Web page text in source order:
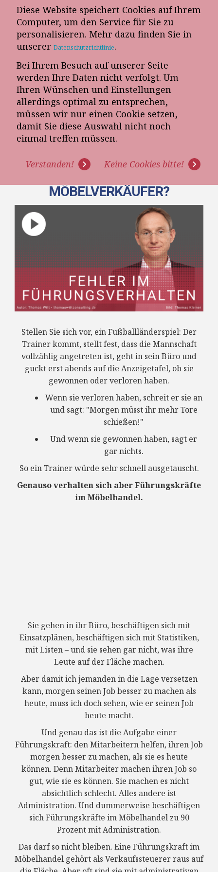
Diese Website speichert Cookies auf Ihrem
Computer, um den Service für Sie zu
personalisieren. Mehr dazu finden Sie in
unserer Datenschutzrichtlinie.
Bei Ihrem Besuch auf unserer Seite
werden Ihre Daten nicht verfolgt. Um
Ihren Wünschen und Einstellungen
allerdings optimal zu entsprechen,
müssen wir nur einen Cookie setzen,
damit Sie diese Auswahl nicht noch
einmal treffen müssen.
Verstanden! Keine Cookies bitte!
E-Mail-Newsletter
Telefon-Termin
[VIDEO] FEHLER IM
FÜHRUNGSVERHALTEN
DEMOTIVIEREN UNSERE
MÖBELVERKÄUFER?
Stellen Sie sich vor, ein Fußballländerspiel: Der
Trainer kommt, stellt fest, dass die Mannschaft
vollzählig angetreten ist, geht in sein Büro und
guckt erst abends auf die Anzeigetafel, ob sie
gewonnen oder verloren haben.
Wenn sie verloren haben, schreit er sie an
und sagt: "Morgen müsst ihr mehr Tore
schießen!"
Und wenn sie gewonnen haben, sagt er
gar nichts.
So ein Trainer würde sehr schnell ausgetauscht.
Genauso verhalten sich aber Führungskräfte
im Möbelhandel.
Sie gehen in ihr Büro, beschäftigen sich mit
Einsatzplänen, beschäftigen sich mit Statistiken,
mit Listen – und sie sehen gar nicht, was ihre
Leute auf der Fläche machen.
Aber damit ich jemanden in die Lage versetzen
kann, morgen seinen Job besser zu machen als
heute, muss ich doch sehen, wie er seinen Job
heute macht.
Und genau das ist die Aufgabe einer
Führungskraft: den Mitarbeitern helfen, ihren Job
morgen besser zu machen, als sie es heute
können. Denn Mitarbeiter machen ihren Job so
gut, wie sie es können. Sie machen es nicht
absichtlich schlecht. Alles andere ist
Administration. Und dummerweise beschäftigen
sich Führungskräfte im Möbelhandel zu 90
Prozent mit Administration.
Das darf so nicht bleiben. Eine Führungskraft im
Möbelhandel gehört als Verkaufssteuerer raus auf